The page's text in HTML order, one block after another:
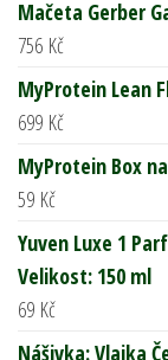
Mačeta Gerber
756 Kč
MyProtein Lean
699 Kč
MyProtein Box
59 Kč
Yuven Luxe 1
Velikost: 150 ml
69 Kč
Nášivka: Vlajka